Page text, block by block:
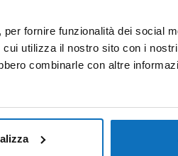
fornire funzionalità dei social
utilizza il nostro sito con i
combinarle con altre
Veneto, 30021, Italia